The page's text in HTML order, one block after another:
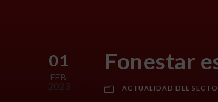
01
FEB
2023
Fonestar
ACTUALIDAD DEL